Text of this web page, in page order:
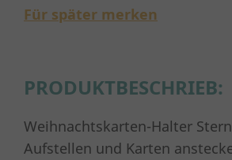
Für später merken
PRODUKTBESCHRIEB:
Weihnachtskarten-Halter
Aufstellen und Karten